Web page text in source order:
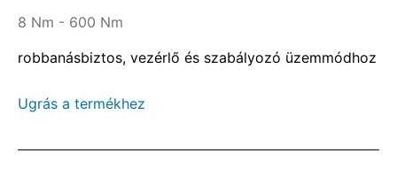
8 Nm - 600 Nm
robbanásbiztos, vezérlő és szabályozó üzemmódhoz
Ugrás a termékhez